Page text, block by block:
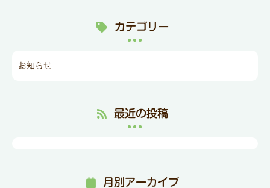
カテゴリー
お知らせ
最近の投稿
月別アーカイブ